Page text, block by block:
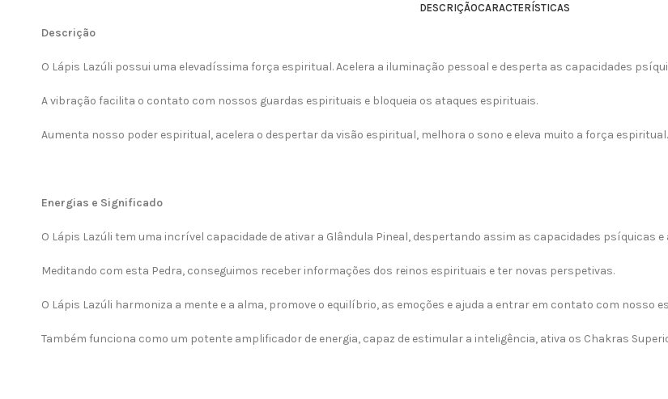
DESCRIÇÃOCARACTERÍSTICAS
Descrição
O Lápis Lazúli possui uma elevadíssima força espiritual. Acelera a iluminação pessoal e desperta as capacidades
A vibração facilita o contato com nossos guardas espirituais e bloqueia os ataques espirituais.
Aumenta nosso poder espiritual, acelera o despertar da visão espiritual, melhora o sono e eleva muito a força espiritual.
Energias e Significado
O Lápis Lazúli tem uma incrível capacidade de ativar a Glândula Pineal, despertando assim as capacidades psíquicas
Meditando com esta Pedra, conseguimos receber informações dos reinos espirituais e ter novas perspetivas.
O Lápis Lazúli harmoniza a mente e a alma, promove o equilíbrio, as emoções e ajuda a entrar em contato com nosso
Também funciona como um potente amplificador de energia, capaz de estimular a inteligência, ativa os Chakras